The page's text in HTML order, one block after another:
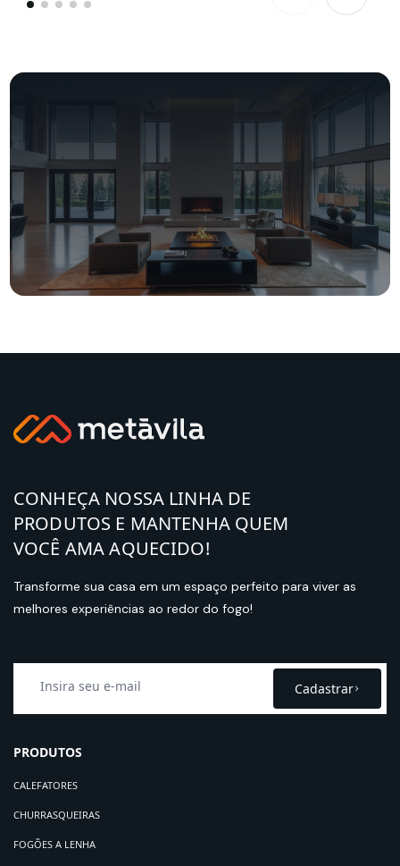
CONHEÇA NOSSA LINHA DE
PRODUTOS E MANTENHA QUEM
VOCÊ AMA AQUECIDO!
Transforme sua casa em um espaço perfeito para viver as
melhores experiências ao redor do fogo!
Cadastrar
PRODUTOS
CALEFATORES
CHURRASQUEIRAS
FOGÕES A LENHA